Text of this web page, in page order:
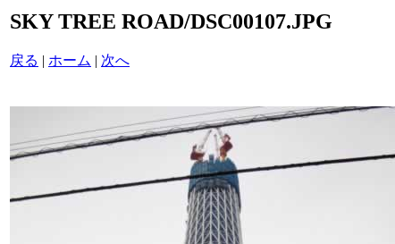
SKY TREE ROAD/DSC00107.JPG
戻る | ホーム | 次へ